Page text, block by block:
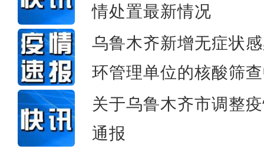
情处置最新情况
乌鲁木齐新增无症状
环管理单位的核酸筛
关于乌鲁木齐市调整
通报